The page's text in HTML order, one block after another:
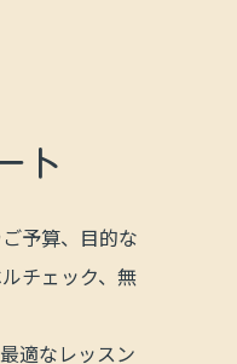
ト
予算、目的な
チェック、無
適なレッスン